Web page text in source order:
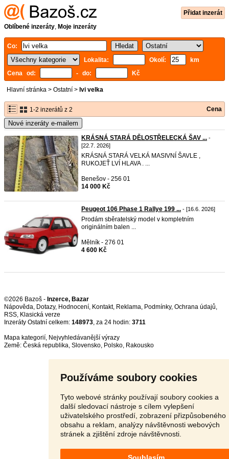
Používáme soubory cookies
Tyto webové stránky používají soubory cookies a
další sledovací nástroje s cílem vylepšení
uživatelského prostředí, zobrazení přizpůsobeného
obsahu a reklam, analýzy návštěvnosti webových
stránek a zjištění zdroje návštěvnosti.
Souhlasím
Přidat inzerát
Oblíbené inzeráty, Moje inzeráty
Co:
Lokalita:
Okolí:
km
Cena od:
- do: Kč
Hlavní stránka > Ostatní > lvi velka
1-2 inzerátů z 2 Cena
Nové inzeráty e-mailem
KRÁSNÁ STARÁ DĚLOSTŘELECKÁ ŠAV ... -
[22.7. 2026]
KRÁSNÁ STARÁ VELKÁ MASIVNÍ ŠAVLE ,
RUKOJEŤ LVÍ HLAVA . ...
Benešov - 256 01
14 000 Kč
Peugeot 106 Phase 1 Rallye 199 ... - [16.6. 2026]
Prodám sběratelský model v kompletním
originálním balen ...
Mělník - 276 01
4 600 Kč
©2026 Bazoš - Inzerce, Bazar
Nápověda, Dotazy, Hodnocení, Kontakt, Reklama, Podmínky, Ochrana údajů,
RSS,
Inzeráty Ostatní celkem: 148973, za 24 hodin: 3711
Mapa kategorií, Nejvyhledávanější výrazy
Země: Česká republika, Slovensko, Polsko, Rakousko